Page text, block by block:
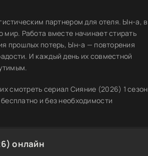
партнером для отеля. Ын-а, в
мир. Работа вместе начинает стирать
прошлых потерь, Ын-а — повторения
И каждый день их совместной
смотреть сериал Сияние (2026) 1 сезон
и без необходимости
онлайн